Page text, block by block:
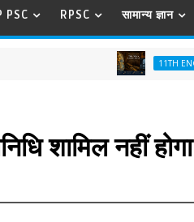
PSC RPSC सामान्य ज्ञान
11TH ENGLISH
शामिल नहीं होगा